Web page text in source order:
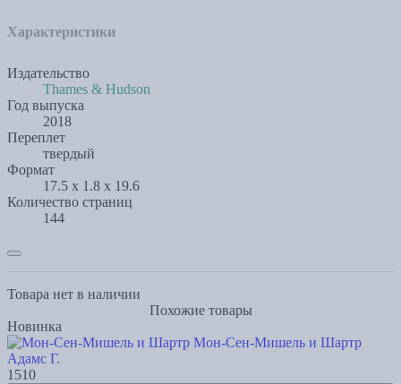
Характеристики
Издательство
Thames & Hudson
Год выпуска
2018
Переплет
твердый
Формат
17.5 x 1.8 x 19.6
Количество страниц
144
Товара нет в наличии
Похожие товары
Новинка
Мон-Сен-Мишель и Шартр
Адамс Г.
1510